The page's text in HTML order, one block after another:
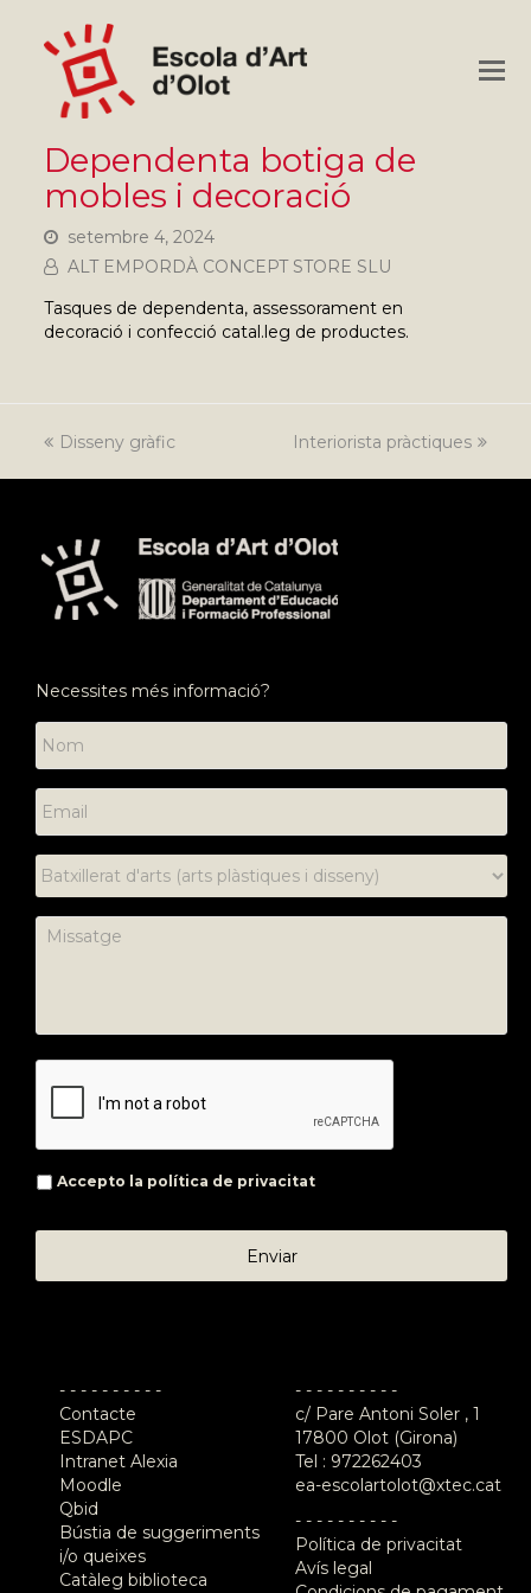
Dependenta botiga de
mobles i decoració
setembre 4, 2024
ALT EMPORDÀ CONCEPT STORE SLU
Tasques de dependenta, assessorament en
decoració i confecció catal.leg de productes.
previous
Disseny gràfic
next
Interiorista pràctiques
Necessites més informació?
Accepto la política de privacitat
- - - - - - - - - -
Contacte
ESDAPC
Intranet Alexia
Moodle
Qbid
Bústia de suggeriments
i/o queixes
Catàleg biblioteca
- - - - - - - - - -
c/ Pare Antoni Soler , 1
17800 Olot (Girona)
Tel : 972262403
ea-escolartolot@xtec.cat
- - - - - - - - - -
Política de privacitat
Avís legal